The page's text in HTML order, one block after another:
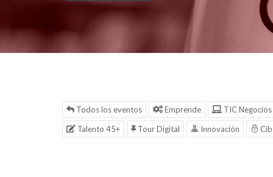
Todos los eventos Emprende
TIC Negocios
Talento 45+
Tour Digital Innovación